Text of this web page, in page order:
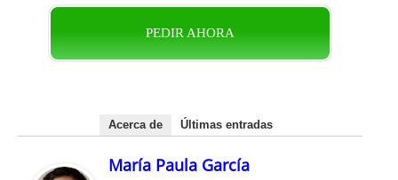
PEDIR AHORA
Acerca de Últimas entradas
María Paula García